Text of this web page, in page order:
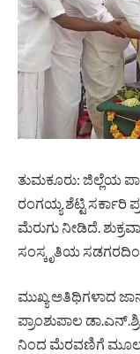
ತುಮಕೂರು: ಜಿಲ್ಲೆಯ
ರಂಗಯ್ಯ ಶೆಟ್ಟಿ ಸರ್ಕಾರಿ
ಮೆರುಗು ನೀಡಿದೆ.
ಸಂಸ್ಕೃತಿಯ
ಮುಖ್ಯ ಅತಿಥಿಗಳಾದ
ಪ್ರಾಂಶುಪಾಲ
ನಿಂದ ಮೆರವಣಿಗೆ